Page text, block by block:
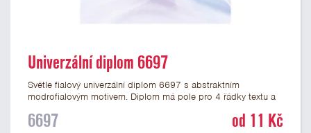
Univerzální diplom 6697
Světle fialový univerzální diplom 6697 s abstraktním
modrofialovým motivem. Diplom má pole pro 4 řádky textu a
ve formátu A4 a A5. Papírový diplom s univerzálním
6697 od 11 Kč